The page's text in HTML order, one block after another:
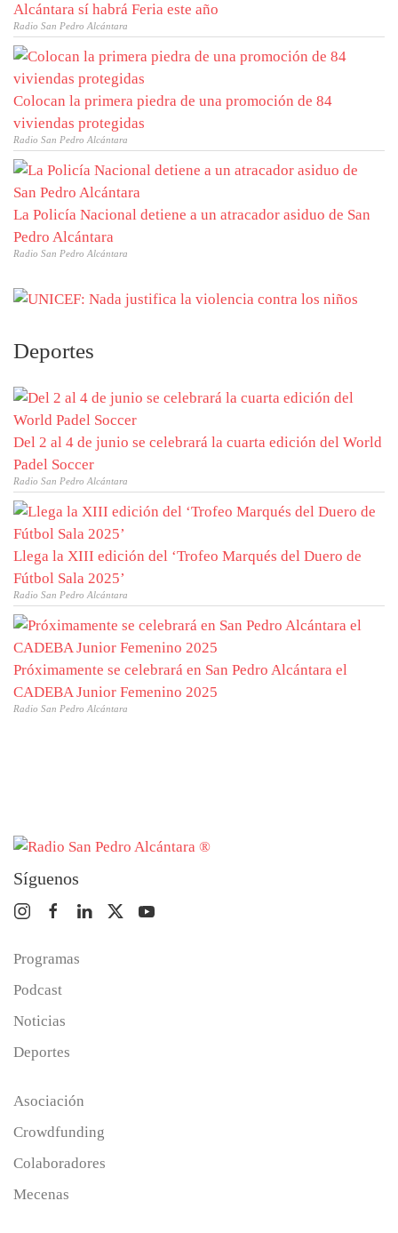
Alcántara sí habrá Feria este año
Radio San Pedro Alcántara
Colocan la primera piedra de una promoción de 84
viviendas protegidas
Radio San Pedro Alcántara
La Policía Nacional detiene a un atracador asiduo de San
Pedro Alcántara
Radio San Pedro Alcántara
Deportes
Del 2 al 4 de junio se celebrará la cuarta edición del World
Padel Soccer
Radio San Pedro Alcántara
Llega la XIII edición del ‘Trofeo Marqués del Duero de
Fútbol Sala 2025’
Radio San Pedro Alcántara
Próximamente se celebrará en San Pedro Alcántara el
CADEBA Junior Femenino 2025
Radio San Pedro Alcántara
Síguenos
Programas
Podcast
Noticias
Deportes
Asociación
Crowdfunding
Colaboradores
Mecenas